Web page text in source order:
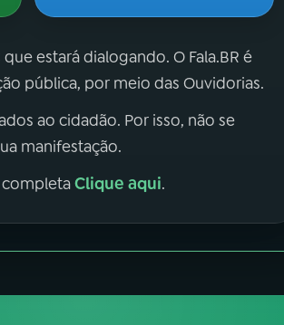
estará dialogando. O Fala.BR é
pública, por meio das Ouvidorias.
ao cidadão. Por isso, não se
manifestação.
completaClique aqui.